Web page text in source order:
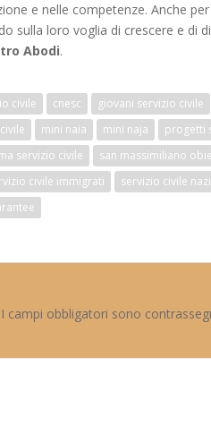
e nelle competenze. Anche
sulla loro voglia di crescere e di
Abodi.
civile cnesc giovani servizio civile
mini naia mini naja
progetti
servizio civile san massimiliano
civile immigrati
servizio civile
I campi obbligatori sono